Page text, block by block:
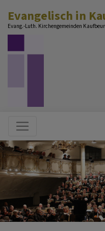
zum
Inhalt
Evangelisch in
Evang.-Luth. Kirchengemeinden